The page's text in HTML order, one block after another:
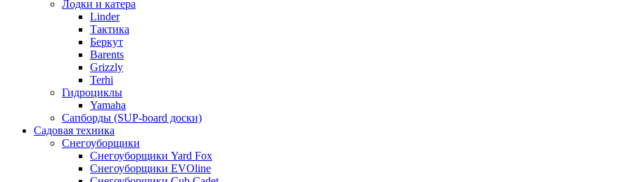
Лодки и катера
Linder
Тактика
Беркут
Barents
Grizzly
Terhi
Гидроциклы
Yamaha
Сапборды (SUP-board доски)
Садовая техника
Снегоуборщики
Снегоуборщики Yard Fox
Снегоуборщики EVOline